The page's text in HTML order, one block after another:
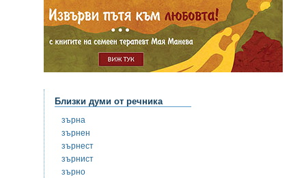
Близки думи от речника
зърна
зърнен
зърнест
зърнист
зърно